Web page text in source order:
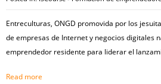
Entreculturas, ONGD promovida por los
de empresas de Internet y negocios digitales
emprendedor residente para liderar el
Read more